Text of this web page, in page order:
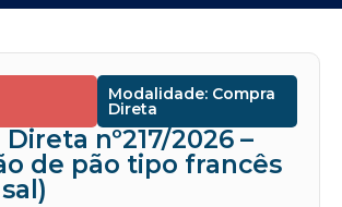
Modalidade: Compra
Direta
nº217/2026 –
de pão tipo francês